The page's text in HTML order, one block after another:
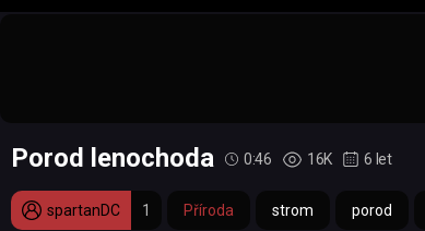
Porod lenochoda 0:46 16K 6 let
spartanDC 1 Příroda strom porod